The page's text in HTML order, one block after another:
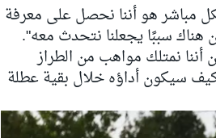
مباشر هو أننا نحصل على معرفة
هناك سببًا يجعلنا نتحدث معه".
نمتلك مواهب من الطراز
سيكون أداؤه خلال بقية عطلة